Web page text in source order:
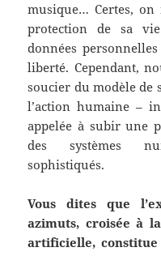
musique… Certes, on
protection de sa
données
liberté. Cependant,
soucier du modèle de
l’action humaine –
appelée à subir une
des systèmes
sophistiqués.
Vous dites que
azimuts, croisée à
artificielle,